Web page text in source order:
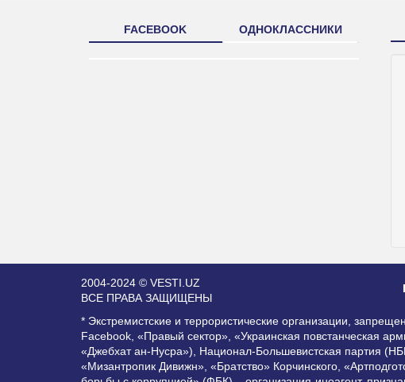
FACEBOOK ОДНОКЛАССНИКИ
2004-2024 © VESTI.UZ
ВСЕ ПРАВА ЗАЩИЩЕНЫ
* Экстремистские и террористические организации,
Facebook, «Правый сектор», «Украинская повстанческая
«Джебхат ан-Нусра»), Национал-Большевистская партия
«Мизантропик Дивижн», «Братство» Корчинского,